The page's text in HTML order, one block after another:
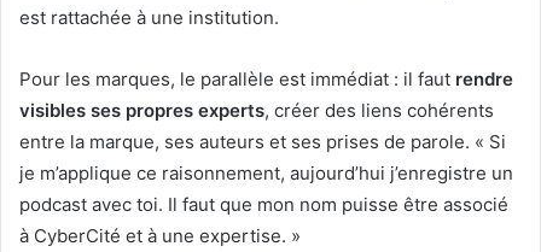
est rattachée à une institution.
Pour les marques, le parallèle est immédiat : il faut rendre
visibles ses propres experts, créer des liens cohérents
entre la marque, ses auteurs et ses prises de parole. « Si
je m’applique ce raisonnement, aujourd’hui j’enregistre un
podcast avec toi. Il faut que mon nom puisse être associé
à CyberCité et à une expertise. »